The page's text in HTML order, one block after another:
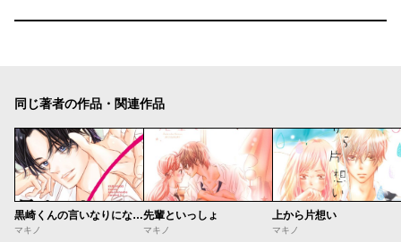
同じ著者の作品・関連作品
黒崎くんの言いなりになんてならないＳ
マキノ
先輩といっしょ
マキノ
上から片想い
マキノ